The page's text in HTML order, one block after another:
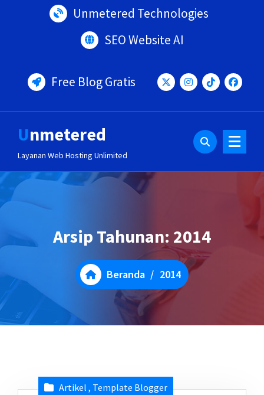
Unmetered Technologies
SEO Website AI
Free Blog Gratis
Unmetered
Layanan Web Hosting Unlimited
Arsip Tahunan: 2014
Beranda / 2014
Artikel , Template Blogger